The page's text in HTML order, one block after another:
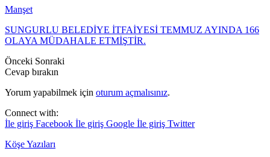
Manşet
SUNGURLU BELEDİYE İTFAİYESİ TEMMUZ AYINDA 166
OLAYA MÜDAHALE ETMİŞTİR.
Önceki Sonraki
Cevap bırakın
Yorum yapabilmek için oturum açmalısınız.
Connect with:
İle giriş Facebook İle giriş Google İle giriş Twitter
Köşe Yazıları